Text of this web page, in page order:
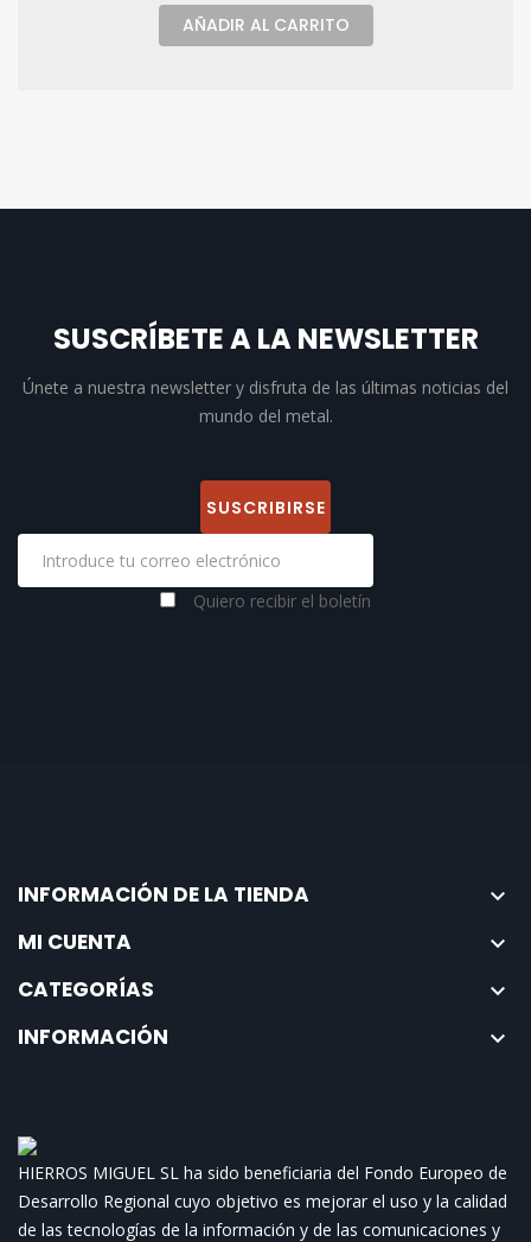
AÑADIR AL CARRITO
SUSCRÍBETE A LA NEWSLETTER
Únete a nuestra newsletter y disfruta de las últimas noticias del
mundo del metal.
Quiero recibir el boletín
INFORMACIÓN DE LA TIENDA

MI CUENTA

CATEGORÍAS

INFORMACIÓN

HIERROS MIGUEL SL ha sido beneficiaria del Fondo Europeo de
Desarrollo Regional cuyo objetivo es mejorar el uso y la calidad
de las tecnologías de la información y de las comunicaciones y